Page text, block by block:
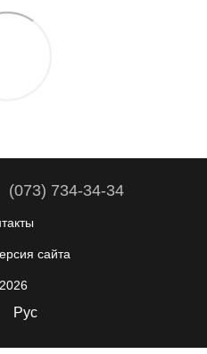
(073) 734-34-34
сайта
Рус